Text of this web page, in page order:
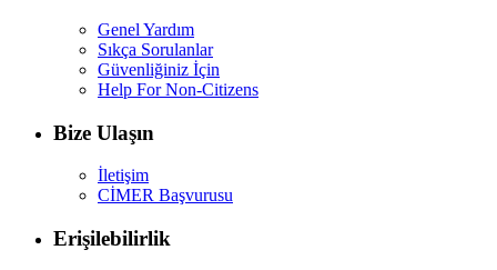
Genel Yardım
Sıkça Sorulanlar
Güvenliğiniz İçin
Help For Non-Citizens
Bize Ulaşın
İletişim
CİMER Başvurusu
Erişilebilirlik